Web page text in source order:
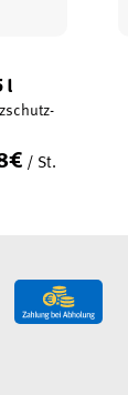
l
€ / St.